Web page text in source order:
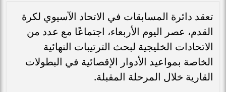
تعقد دائرة المسابقات في الاتحاد الآسيوي لكرة
القدم، عصر اليوم الأربعاء، اجتماعًا مع عدد من
الاتحادات الخليجية لبحث الترتيبات النهائية
الخاصة بمواعيد الأدوار الإقصائية في البطولات
القارية خلال المرحلة المقبلة.